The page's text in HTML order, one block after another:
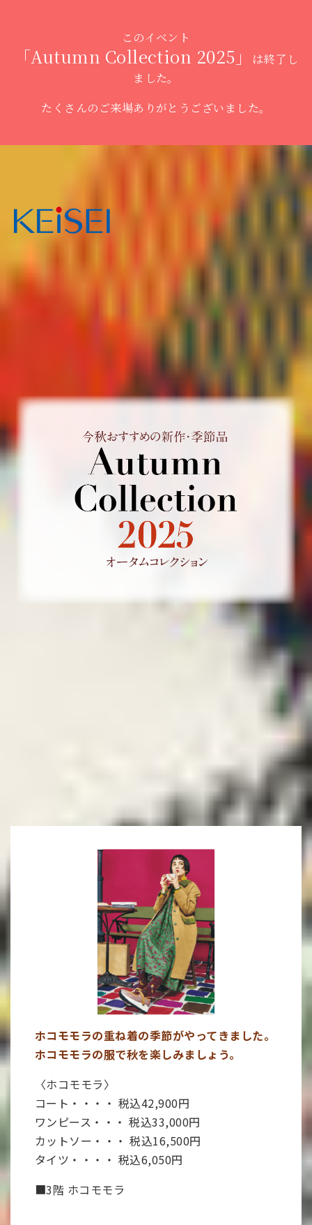
このイベント
「Autumn Collection 2025」
は終了し
ました。
たくさんのご来場ありがとうございました。
ホコモモラの重ね着の季節がやってきました。
ホコモモラの服で秋を楽しみましょう。
〈ホコモモラ〉
コート・・・・ 税込42,900円
ワンピース・・・ 税込33,000円
カットソー・・・ 税込16,500円
タイツ・・・・ 税込6,050円
■3階 ホコモモラ